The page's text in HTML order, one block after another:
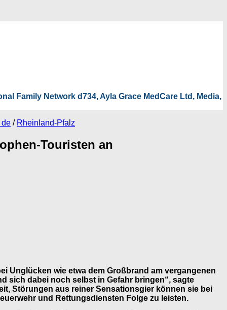
Family Network d734, Ayla Grace MedCare Ltd, Media,
de / Rheinland-Pfalz
Touristen an
Unglücken wie etwa dem Großbrand am vergangenen
sich dabei noch selbst in Gefahr bringen“, sagte
Störungen aus reiner Sensationsgier können sie bei
und Rettungsdiensten Folge zu leisten.